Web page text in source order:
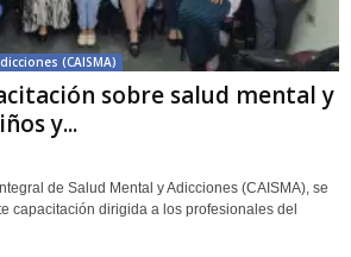
(CAISMA)
sobre salud mental y
y...
de Salud Mental y Adicciones (CAISMA), se
capacitación dirigida a los profesionales del